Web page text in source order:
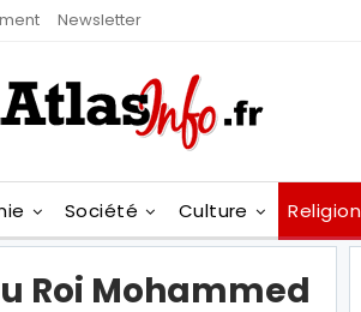
Newsletter
Société Culture Religion
Roi Mohammed